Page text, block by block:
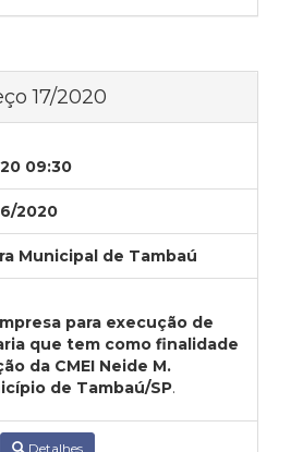
17/2020
09:30
2020
Municipal de Tambaú
para execução de
que tem como finalidade
da CMEI Neide M.
de Tambaú/SP.
Detalhes